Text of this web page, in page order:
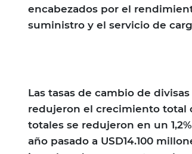
encabezados por el
suministro y el servicio de
Las tasas de cambio de
redujeron el crecimiento total
totales se redujeron en un
año pasado a USD14.100